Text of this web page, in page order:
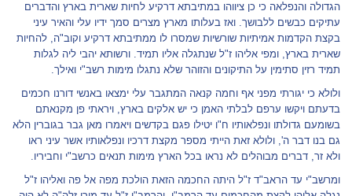
הגדולה והנפלאה כי כן ציווהו במתיבתא דרקיע לחיות שארית בארץ והדברים
עתיקים כבשים ללבושך. ואז בעלותו מארץ מצרים סמך ידיו עלי והאיר עיני
בקצת הקדמות אמיתיות שורשיות שמסרו לו ממתיבתא דרקיע וקוב"ה, להחיות
שארית בארץ, ומפי אליהו ז"ל שנתגלה אליו תמיד. ורשותא יהבי ליה לגלות
תמיד רזין סתימין על התיקונים והזוהר שלא נתגלו מימות רשב"י ואילך.
ולולא כי יגורתי מפני אף וחמה קנאה המתגבר עלי ימצאו באנשי דורנו חכמים
בדעתם ויקשו ערפם לבלתי האמן כי יש אלקים בארץ, ויראתי פן מקנאתם
בשומעם גדולתו ונפלאותיו ח"ו יטילו פגם בקדשים ויאמרו מאן גבר בגוברין הלא
גם בנו דבר ה', ולולא זאת הייתי מספר מקצת דרכיו ונפלאותיו אשר עיני ראו
ולא זר, דברים מבוהלים לא נראו בכל הארץ מימות תנאים כרשב"י וחביריו.
ומרשב"י עד הראב"ד ז"ל היתה החכמה הזאת הולכת מפה אל פה ואליהו ז"ל